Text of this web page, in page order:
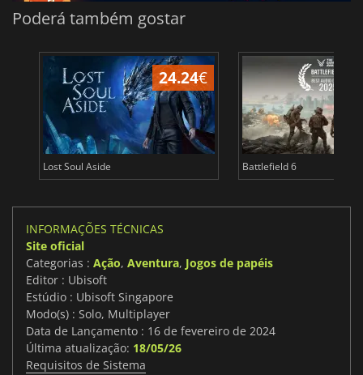
Poderá também gostar
24.24€
Lost Soul Aside Battlefield 6
INFORMAÇÕES TÉCNICAS
Site oficial
Categorias : Ação, Aventura, Jogos de papéis
Editor : Ubisoft
Estúdio : Ubisoft Singapore
Modo(s) : Solo, Multiplayer
Data de Lançamento : 16 de fevereiro de 2024
Última atualização: 18/05/26
Requisitos de Sistema